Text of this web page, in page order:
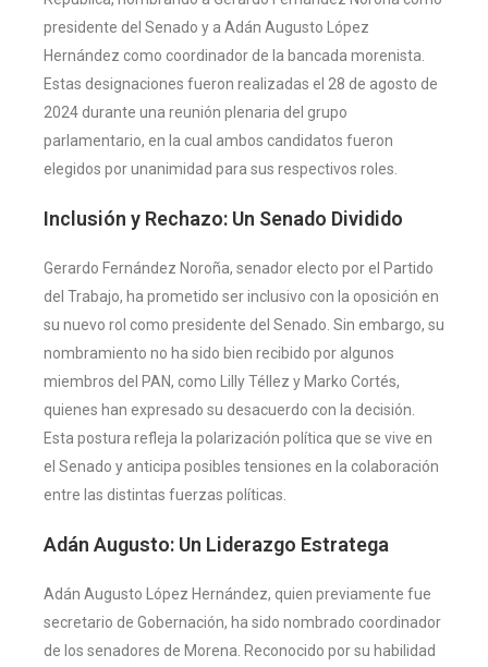
presidente del Senado y a Adán Augusto López
Hernández como coordinador de la bancada morenista.
Estas designaciones fueron realizadas el 28 de agosto de
2024 durante una reunión plenaria del grupo
parlamentario, en la cual ambos candidatos fueron
elegidos por unanimidad para sus respectivos roles.
Inclusión y Rechazo: Un Senado Dividido
Gerardo Fernández Noroña, senador electo por el Partido
del Trabajo, ha prometido ser inclusivo con la oposición en
su nuevo rol como presidente del Senado. Sin embargo, su
nombramiento no ha sido bien recibido por algunos
miembros del PAN, como Lilly Téllez y Marko Cortés,
quienes han expresado su desacuerdo con la decisión.
Esta postura refleja la polarización política que se vive en
el Senado y anticipa posibles tensiones en la colaboración
entre las distintas fuerzas políticas.
Adán Augusto: Un Liderazgo Estratega
Adán Augusto López Hernández, quien previamente fue
secretario de Gobernación, ha sido nombrado coordinador
de los senadores de Morena. Reconocido por su habilidad